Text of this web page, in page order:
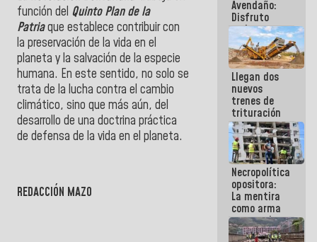
función del Quinto Plan de la
Patriaque establece contribuir con
la preservación de la vida en el
planeta y la salvación de la especie
humana. En este sentido, no solo se
trata de la lucha contra el cambio
climático, sino que más aún, del
desarrollo de una doctrina práctica
de defensa de la vida en el planeta.
REDACCIÓN MAZO
Avendaño:
Disfruto
cada vez
que escribes
porque lo
que haces
es
embarrarla
Llegan dos
nuevos
trenes de
trituración
para
optimizar
manejo de
escombros
en La Guaira
Necropolítica
opositora:
La mentira
como arma
contra el
Pueblo